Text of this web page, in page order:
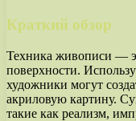
Краткий обзор
Техника живописи —
поверхности.
художники могут
акриловую картину.
такие как реализм,